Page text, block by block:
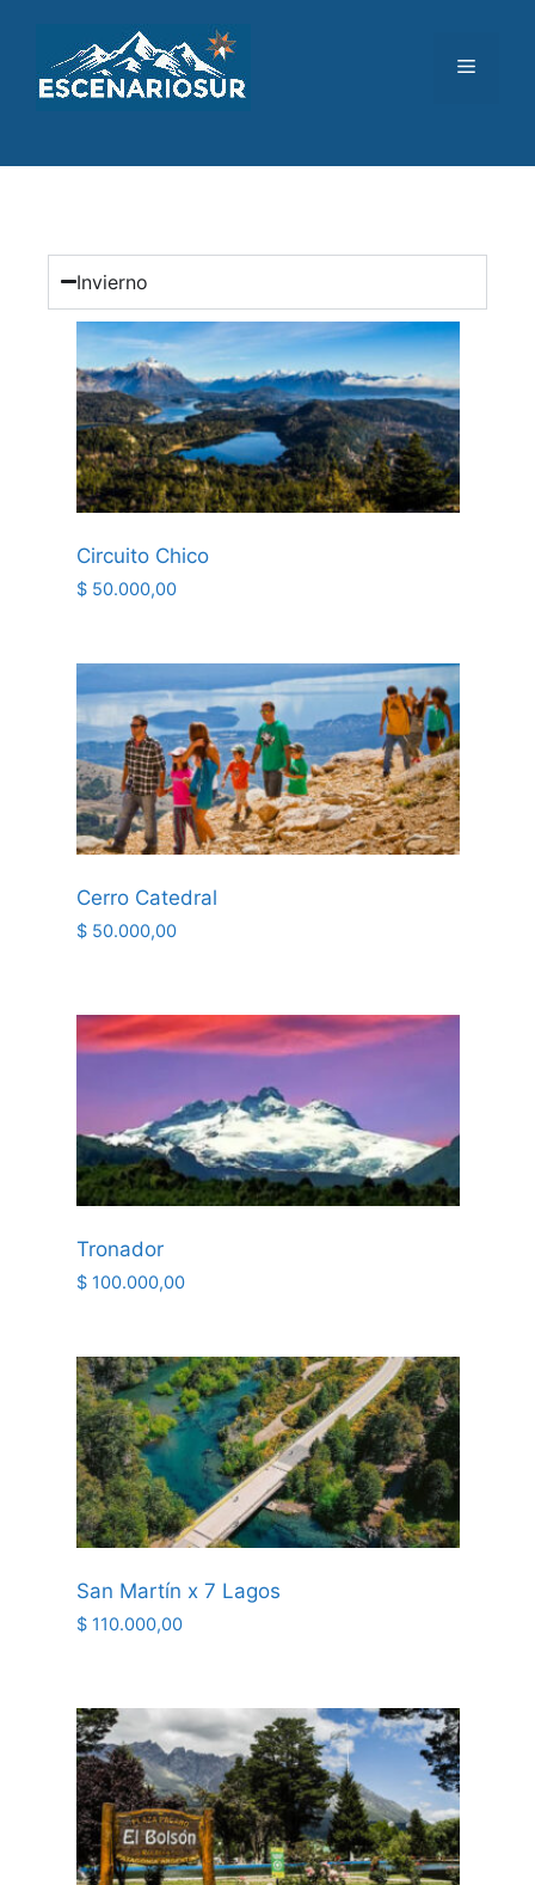
Invierno
Circuito Chico
$50.000,00
Cerro Catedral
$50.000,00
Tronador
$100.000,00
San Martín x 7 Lagos
$110.000,00